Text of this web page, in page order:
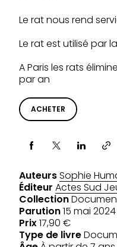
Le rat nous rend
Le rat est utilisé par
A Paris les rats
par an
ACHETER
Partager via
AuteursSophie
Éditeur Actes Sud
Collection
Parution15 mai 2024
Prix17,90 €
Type de livre